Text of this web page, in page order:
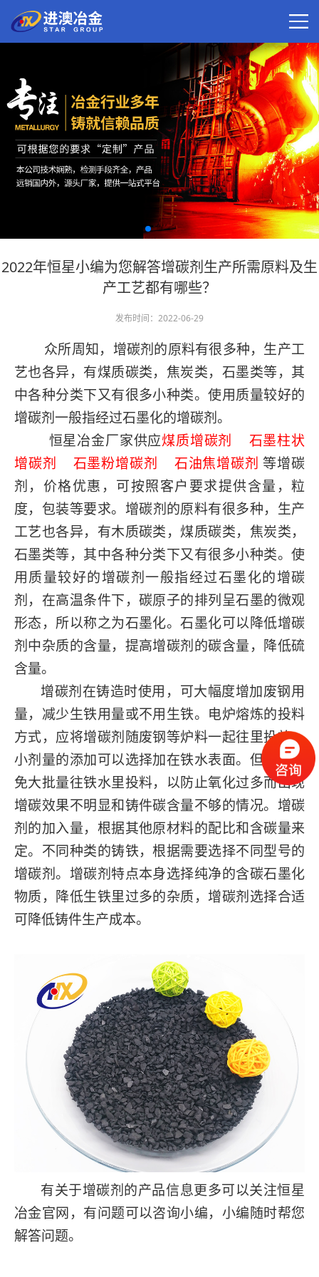
2022年恒星小编为您解答增碳剂生产所需原料及生
产工艺都有哪些？
发布时间：2022-06-29
众所周知 ， 增碳剂的原料有很多种，生产工
艺也各异，有煤质碳类，焦炭类，石墨类等，其
中各种分类下又有很多小种类。使用质量较好的
增碳剂一般指经过石墨化的增碳剂 。
恒星冶金厂家供应煤质增碳剂
石墨柱状
增碳剂 石墨粉增碳剂 石油焦增碳剂 等增碳
剂，价格优惠，可按照客户要求提供含量，粒
度，包装等要求。 增碳剂的原料有很多种，生产
工艺也各异，有木质碳类，煤质碳类，焦炭类，
石墨类等，其中各种分类下又有很多小种类。使
用质量较好的增碳剂一般指经过石墨化的增碳
剂，在高温条件下，碳原子的排列呈石墨的微观
形态，所以称之为石墨化。石墨化可以降低增碳
剂中杂质的含量，提高增碳剂的碳含量，降低硫
含量。
增碳剂在铸造时使用，可大幅度增加废钢用
量，减少生铁用量或不用生铁。电炉熔炼的投料
方式，应将增碳剂随废钢等炉料一起往里投放，
小剂量的添加可以选择加在铁水表面。但是要避
免大批量往铁水里投料，以防止氧化过多而出现
增碳效果不明显和铸件碳含量不够的情况。增碳
剂的加入量，根据其他原材料的配比和含碳量来
定。不同种类的铸铁，根据需要选择不同型号的
增碳剂。增碳剂特点本身选择纯净的含碳石墨化
物质，降低生铁里过多的杂质，增碳剂选择合适
可降低铸件生产成本。
有关于增碳剂的产品信息更多可以关注恒星
冶金官网，有问题可以咨询小编，小编随时帮您
解答问题。